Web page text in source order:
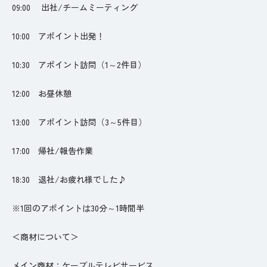
09:00 出社/チームミーティング
10:00 アポイント出発！
10:30 アポイント訪問（1～2件目）
12:00 お昼休憩
13:00 アポイント訪問（3～5件目）
17:00 帰社/報告作業
18:30 退社/お疲れ様でした♪
※1回のアポイントは30分～1時間半
＜商材について＞